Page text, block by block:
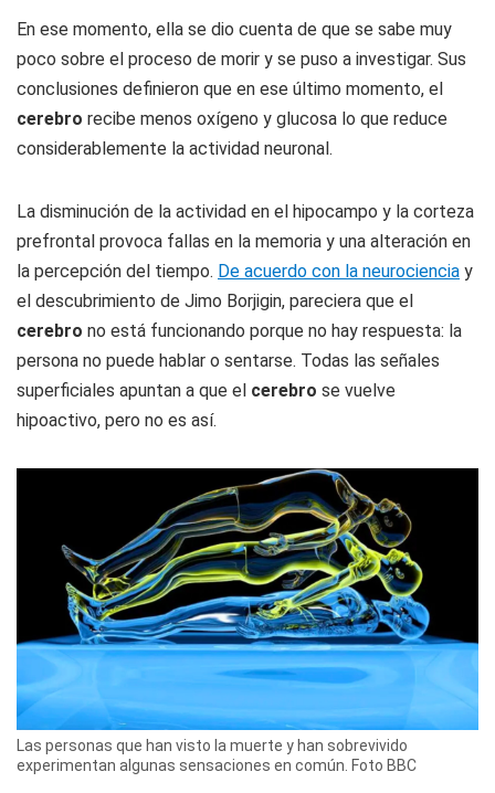
En ese momento, ella se dio cuenta de que se sabe muy
poco sobre el proceso de morir y se puso a investigar. Sus
conclusiones definieron que en ese último momento, el
cerebro recibe menos oxígeno y glucosa lo que reduce
considerablemente la actividad neuronal.
La disminución de la actividad en el hipocampo y la corteza
prefrontal provoca fallas en la memoria y una alteración en
la percepción del tiempo. De acuerdo con la neurociencia y
el descubrimiento de Jimo Borjigin, pareciera que el
cerebro no está funcionando porque no hay respuesta: la
persona no puede hablar o sentarse. Todas las señales
superficiales apuntan a que el cerebro se vuelve
hipoactivo, pero no es así.
Las personas que han visto la muerte y han sobrevivido
experimentan algunas sensaciones en común. Foto BBC